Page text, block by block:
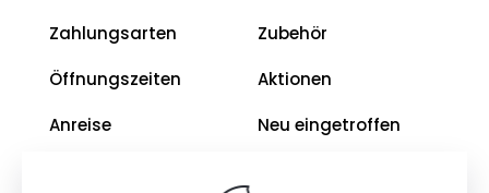
Zahlungsarten
Öffnungszeiten
Anreise
Zubehör
Aktionen
Neu eingetroffen